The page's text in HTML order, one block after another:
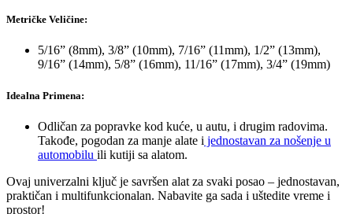
Metričke Veličine:
5/16” (8mm), 3/8” (10mm), 7/16” (11mm), 1/2” (13mm),
9/16” (14mm), 5/8” (16mm), 11/16” (17mm), 3/4” (19mm)
Idealna Primena:
Odličan za popravke kod kuće, u autu, i drugim radovima.
Takođe, pogodan za manje alate i jednostavan za nošenje u
automobilu ili kutiji sa alatom.
Ovaj univerzalni ključ je savršen alat za svaki posao – jednostavan,
praktičan i multifunkcionalan. Nabavite ga sada i uštedite vreme i
prostor!